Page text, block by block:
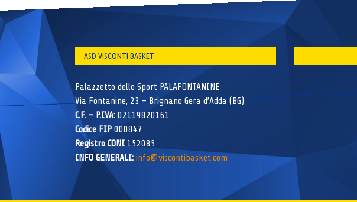
ASD VISCONTI BASKET
Palazzetto dello Sport PALAFONTANINE
Via Fontanine, 23 – Brignano Gera d’Adda (BG)
C.F. – P.IVA: 02119820161
Codice FIP 000847
Registro CONI 152085
INFO GENERALI: info@viscontibasket.com